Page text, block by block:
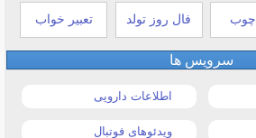
چوب فال روز تولد تعبیر خواب
سرویس ها
اطلاعات دارویی
ویدئوهای فوتبال